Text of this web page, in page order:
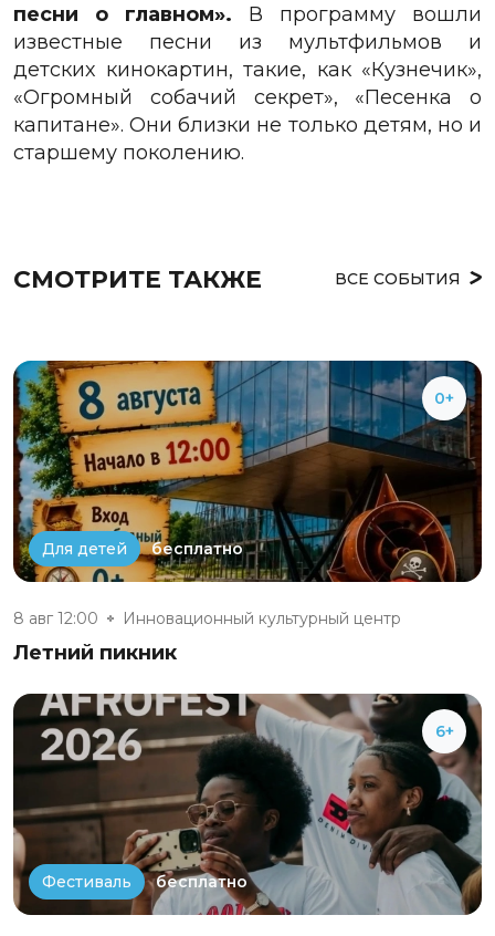
песни о главном». В программу вошли
известные песни из мультфильмов и
детских кинокартин, такие, как «Кузнечик»,
«Огромный собачий секрет», «Песенка о
капитане». Они близки не только детям, но и
старшему поколению.
СМОТРИТЕ ТАКЖЕ ВСЕ СОБЫТИЯ
0+
Для детей бесплатно
8 авг 12:00 Инновационный культурный центр
Летний пикник
6+
Фестиваль бесплатно